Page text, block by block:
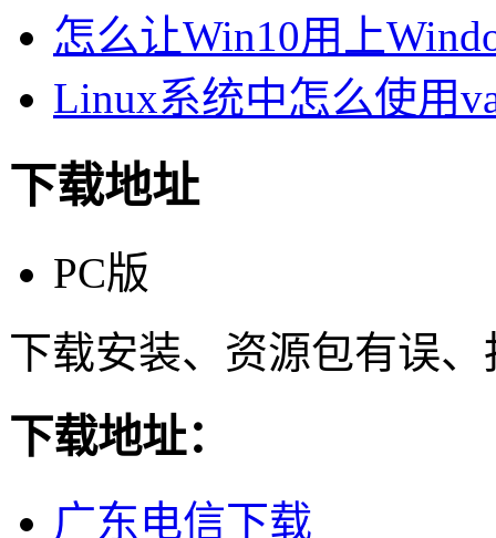
怎么让Win10用上
Linux系统中怎么使用
下载地址
PC版
下载安装、资源包有误
下载地址：
广东电信下载